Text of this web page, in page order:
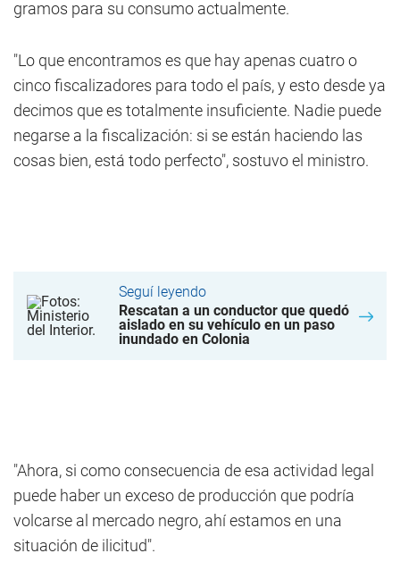
gramos para su consumo actualmente.
"Lo que encontramos es que hay apenas cuatro o
cinco fiscalizadores para todo el país, y esto desde ya
decimos que es totalmente insuficiente. Nadie puede
negarse a la fiscalización: si se están haciendo las
cosas bien, está todo perfecto", sostuvo el ministro.
Seguí leyendo
Rescatan a un conductor que quedó
aislado en su vehículo en un paso
inundado en Colonia
"Ahora, si como consecuencia de esa actividad legal
puede haber un exceso de producción que podría
volcarse al mercado negro, ahí estamos en una
situación de ilicitud".